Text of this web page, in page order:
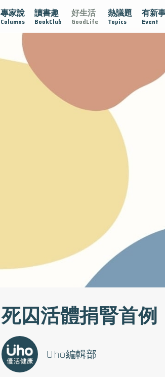
專家說
Columns
讀書趣
BookClub
好生活
GoodLife
熱議題
Topics
有新
Event
認識攝護腺肥大 守護骨骼健康 達文西手術
死囚活體捐腎首
Uho編輯部